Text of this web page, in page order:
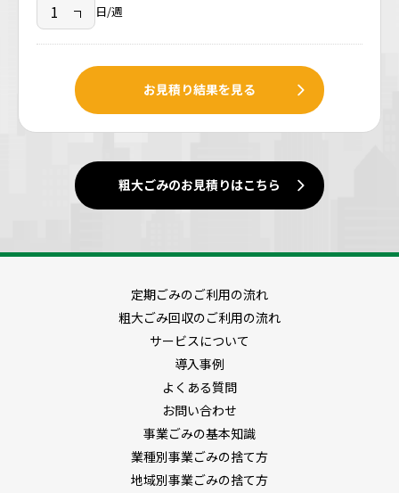
日/週
お見積り結果を見る
粗大ごみのお見積りはこちら
定期ごみのご利用の流れ
粗大ごみ回収のご利用の流れ
サービスについて
導入事例
よくある質問
お問い合わせ
事業ごみの基本知識
業種別事業ごみの捨て方
地域別事業ごみの捨て方